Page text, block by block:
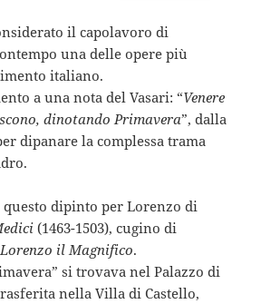
il capolavoro di
una delle opere più
italiano.
a una nota del Vasari: “Venere
dinotando Primavera”, dalla
dipanare la complessa trama
dipinto per Lorenzo di
(1463-1503), cugino di
Lorenzo il Magnifico.
si trovava nel Palazzo di
nella Villa di Castello,